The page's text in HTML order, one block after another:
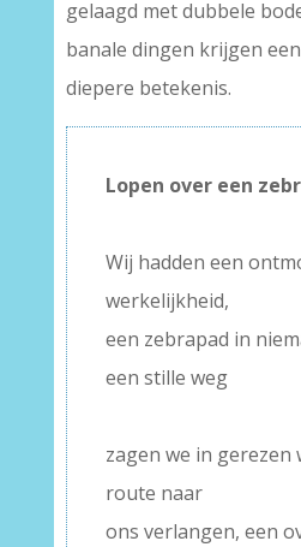
gelaagd met dubbele
banale dingen krijgen
diepere betekenis.
Lopen over een
Wij hadden een
werkelijkheid,
een zebrapad in
een stille weg
zagen we in gerezen
route naar
ons verlangen, een